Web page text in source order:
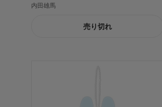
内田雄馬
売り切れ